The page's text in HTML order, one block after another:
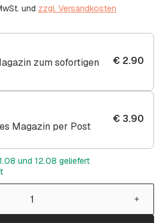
und zzgl. Versandkosten
zum sofortigen
€ 2.90
Magazin per Post
€ 3.90
und 12.08 geliefert